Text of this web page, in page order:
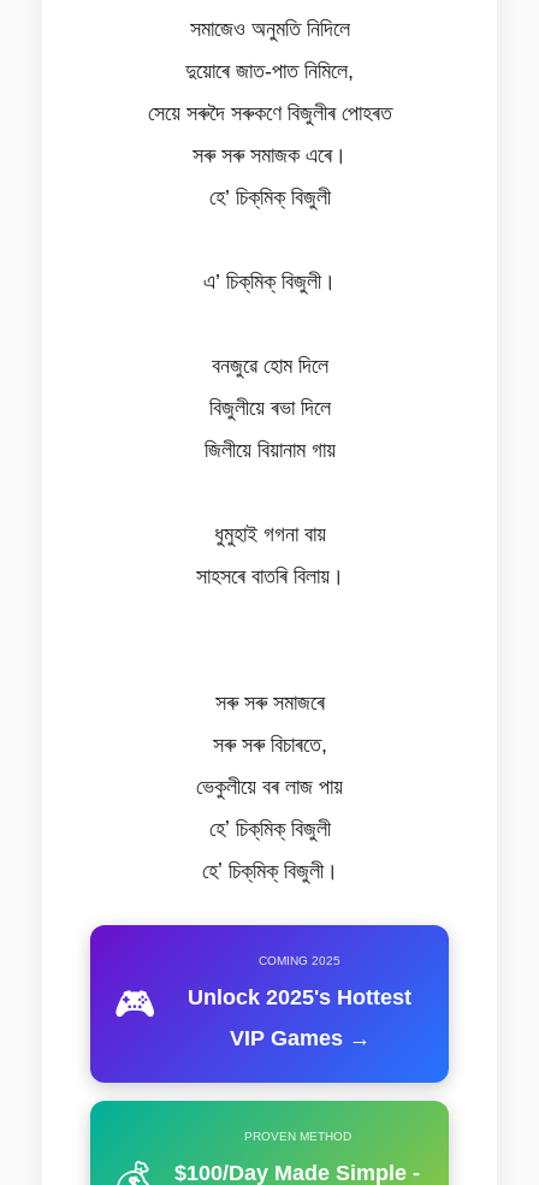
সমাজেও অনুমতি নিদিলে
দুয়োৰে জাত-পাত নিমিলে,
সেয়ে সৰুদৈ সৰুকণে বিজুলীৰ পোহৰত
সৰু সৰু সমাজক এৰে।
হে’ চিক্‌মিক্‌ বিজুলী
এ’ চিক্‌মিক্ বিজুলী।
বনজুৱে হোম দিলে
বিজুলীয়ে ৰভা দিলে
জিলীয়ে বিয়ানাম গায়
ধুমুহাই গগনা বায়
সাহসৰে বাতৰি বিলায়।
সৰু সৰু সমাজৰে
সৰু সৰু বিচাৰতে,
ভেকুলীয়ে বৰ লাজ পায়
হেʼ চিক্‌মিক্‌ বিজুলী
হেʼ চিক্‌মিক্‌ বিজুলী।
🎮
COMING 2025
Unlock 2025's Hottest
VIP Games →
PROVEN METHOD
$100/Day Made Simple -